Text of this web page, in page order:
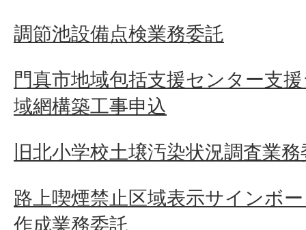
調節池設備点検業務委託
門真市地域包括支援センター支
域網構築工事申込
旧北小学校土壌汚染状況調査業務
路上喫煙禁止区域表示サインボ
作成業務委託